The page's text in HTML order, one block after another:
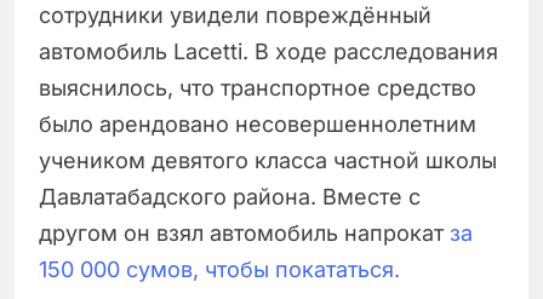
сотрудники увидели повреждённый
автомобиль Lacetti. В ходе расследования
выяснилось, что транспортное средство
было арендовано несовершеннолетним
учеником девятого класса частной школы
Давлатабадского района. Вместе с
другом он взял автомобиль напрокат за
150 000 сумов, чтобы покататься.